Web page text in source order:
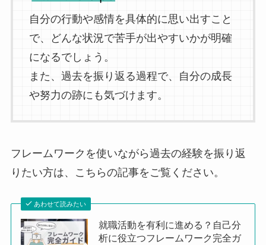
自分の行動や感情を具体的に思い出すこと
で、どんな状況で苦手が出やすいかが明確
になるでしょう。
また、過去を振り返る過程で、自分の成長
や努力の跡にも気づけます。
フレームワークを使いながら過去の経験を振り返
りたい方は、こちらの記事をご覧ください。
あわせて読みたい
就職活動を有利に進める？自己分
析に役立つフレームワーク完全ガ